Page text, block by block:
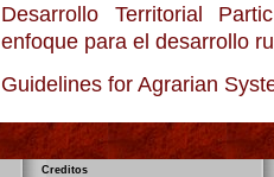
Desarrollo Territorial
enfoque para el desarrollo
Guidelines for Agrarian
Creditos